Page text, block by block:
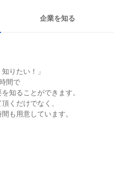
企業を知る
りたい！」
間で
知ることができます。
くだけでなく、
も用意しています。